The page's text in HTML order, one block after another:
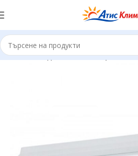
Начало Подови климатици